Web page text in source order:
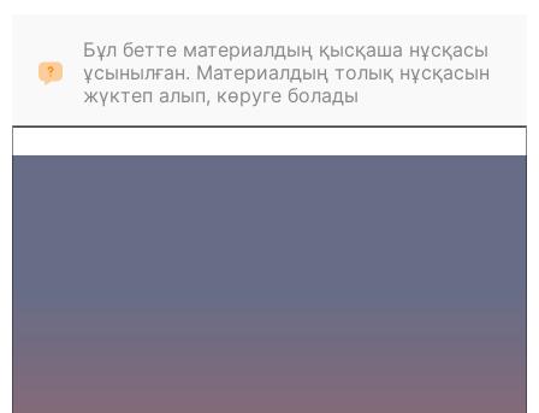
Бұл бетте материалдың қысқаша нұсқасы
ұсынылған. Материалдың толық нұсқасын
жүктеп алып, көруге болады